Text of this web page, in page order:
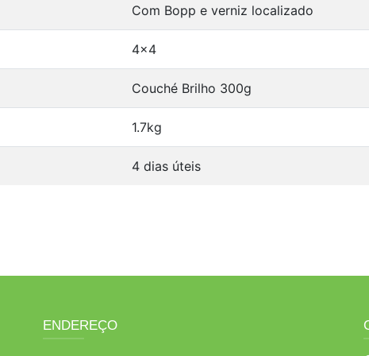
Com Bopp e verniz localizado
4x4
Couché Brilho 300g
1.7kg
4 dias úteis
ENDEREÇO